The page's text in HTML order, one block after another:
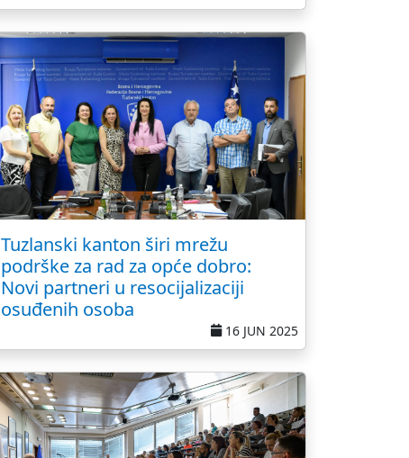
Tuzlanski kanton širi mrežu
podrške za rad za opće dobro:
Novi partneri u resocijalizaciji
osuđenih osoba
16 JUN 2025